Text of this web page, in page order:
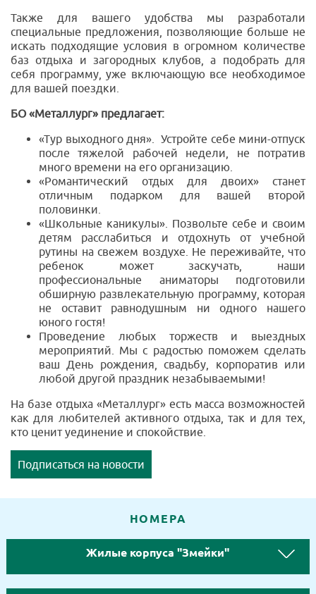
Также для вашего удобства мы разработали
специальные предложения, позволяющие больше не
искать подходящие условия в огромном количестве
баз отдыха и загородных клубов, а подобрать для
себя программу, уже включающую все необходимое
для вашей поездки.
БО «Металлург» предлагает:
«Тур выходного дня». Устройте себе мини-отпуск
после тяжелой рабочей недели, не потратив
много времени на его организацию.
«Романтический отдых для двоих» станет
отличным подарком для вашей второй
половинки.
«Школьные каникулы». Позвольте себе и своим
детям расслабиться и отдохнуть от учебной
рутины на свежем воздухе. Не переживайте, что
ребенок может заскучать, наши
профессиональные аниматоры подготовили
обширную развлекательную программу, которая
не оставит равнодушным ни одного нашего
юного гостя!
Проведение любых торжеств и выездных
мероприятий. Мы с радостью поможем сделать
ваш День рождения, свадьбу, корпоратив или
любой другой праздник незабываемыми!
На базе отдыха «Металлург» есть масса возможностей
как для любителей активного отдыха, так и для тех,
кто ценит уединение и спокойствие.
Подписаться на новости
НОМЕРА
Жилые корпуса Змейки